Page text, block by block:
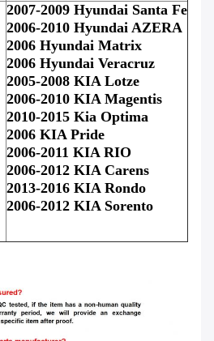
2007-2009 Hyundai Santa Fe
2006-2010 Hyundai AZERA
2006 Hyundai Matrix
2006 Hyundai Veracruz
2005-2008 KIA Lotze
2006-2010 KIA Magentis
2010-2015 Kia Optima
2006 KIA Pride
2006-2011 KIA RIO
2006-2012 KIA Carens
2013-2016 KIA Rondo
2006-2012 KIA Sorento